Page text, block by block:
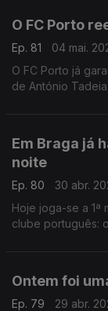
O FC Porto
Ep. 81
04 mai.
O FC Porto já
de António Tadeia.
Em Braga já
noite
Ep. 80
30 abr.
Hoje joga-se a 1ª
clube português:
Ontem foi
Ep. 79
29 abr.